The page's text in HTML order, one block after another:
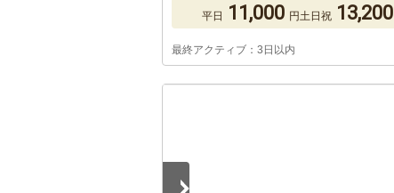
平日 11,000 円土日祝 13,200
最終アクティブ：3日以内